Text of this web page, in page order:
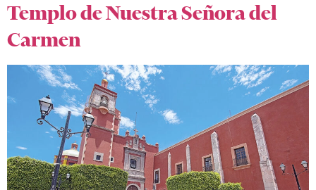
Templo de Nuestra Señora del
Carmen